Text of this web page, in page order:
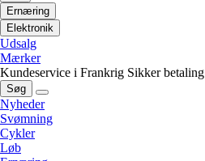
Ernæring
Elektronik
Udsalg
Mærker
Kundeservice i Frankrig Sikker betaling
Søg
Nyheder
Svømning
Cykler
Løb